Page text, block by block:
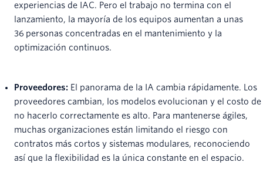
experiencias de IAC. Pero el trabajo no termina con el
lanzamiento, la mayoría de los equipos aumentan a unas
36 personas concentradas en el mantenimiento y la
optimización continuos.
Proveedores: El panorama de la IA cambia rápidamente. Los
proveedores cambian, los modelos evolucionan y el costo de
no hacerlo correctamente es alto. Para mantenerse ágiles,
muchas organizaciones están limitando el riesgo con
contratos más cortos y sistemas modulares, reconociendo
así que la flexibilidad es la única constante en el espacio.